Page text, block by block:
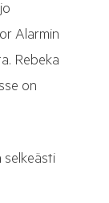
Alarmin
Rebeka
on